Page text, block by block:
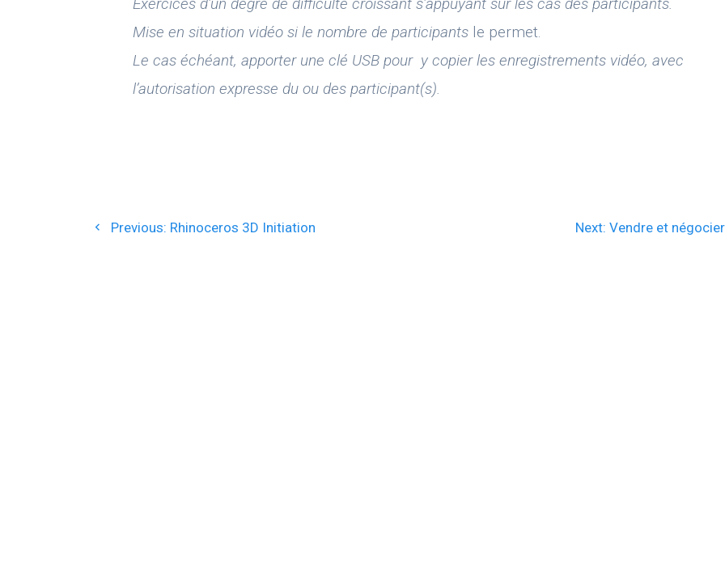
Mise en situation vidéo si le nombre de participants le permet.
Le cas échéant, apporter une clé USB pour y copier les enregistrements vidéo, avec
l’autorisation expresse du ou des participant(s).
Navigation
Previous: Previous
Rhinoceros 3D Initiation Next: Next
Vendre et négocier